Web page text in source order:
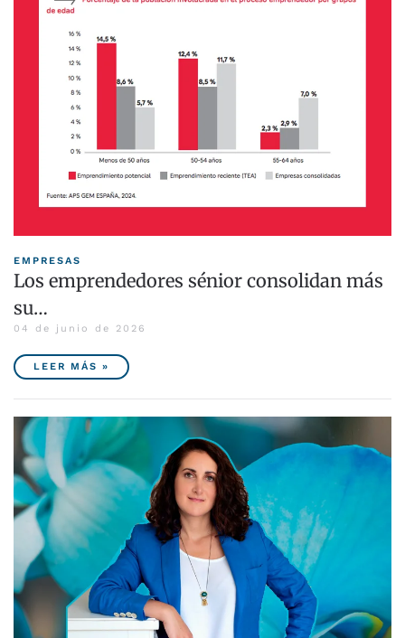
EMPRESAS
Los emprendedores sénior consolidan más
su…
04 de junio de 2026
LEER MÁS »